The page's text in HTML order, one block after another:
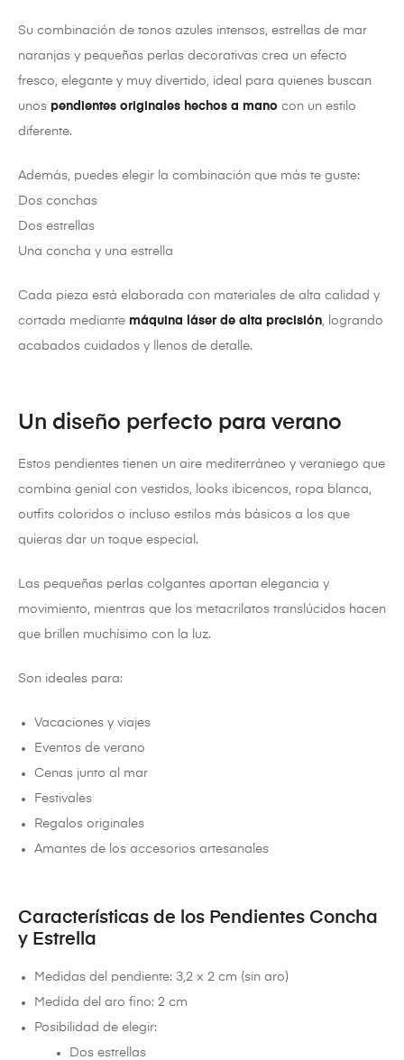
Su combinación de tonos azules intensos, estrellas de mar
naranjas y pequeñas perlas decorativas crea un efecto
fresco, elegante y muy divertido, ideal para quienes buscan
unos pendientes originales hechos a mano con un estilo
diferente.
Además, puedes elegir la combinación que más te guste:
Dos conchas
Dos estrellas
Una concha y una estrella
Cada pieza está elaborada con materiales de alta calidad y
cortada mediante máquina láser de alta precisión , logrando
acabados cuidados y llenos de detalle.
Un diseño perfecto para verano
Estos pendientes tienen un aire mediterráneo y veraniego que
combina genial con vestidos, looks ibicencos, ropa blanca,
outfits coloridos o incluso estilos más básicos a los que
quieras dar un toque especial.
Las pequeñas perlas colgantes aportan elegancia y
movimiento, mientras que los metacrilatos translúcidos hacen
que brillen muchísimo con la luz.
Son ideales para:
Vacaciones y viajes
Eventos de verano
Cenas junto al mar
Festivales
Regalos originales
Amantes de los accesorios artesanales
Características de los Pendientes Concha
y Estrella
Medidas del pendiente: 3,2 x 2 cm (sin aro)
Medida del aro fino: 2 cm
Posibilidad de elegir:
Dos estrellas